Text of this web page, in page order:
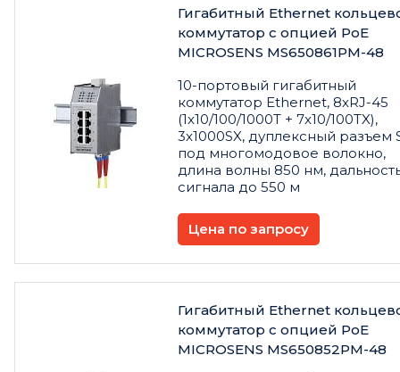
Гигабитный Ethernet
коммутатор с опцией PoE
MICROSENS MS650861PM-48
10-портовый гигабитный
коммутатор Ethernet, 8xRJ-45
(1x10/100/1000T + 7x10/100TX),
3x1000SX, дуплексный разъем
под многомодовое волокно,
длина волны 850 нм,
сигнала до 550 м
Цена по запросу
Гигабитный Ethernet
коммутатор с опцией PoE
MICROSENS MS650852PM-48